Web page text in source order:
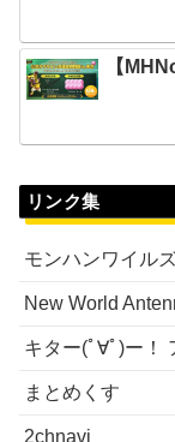
【
リンク集
モンハンワイル
New World
キター(ﾟ∀ﾟ)ー！
まとめくす
2chnavi